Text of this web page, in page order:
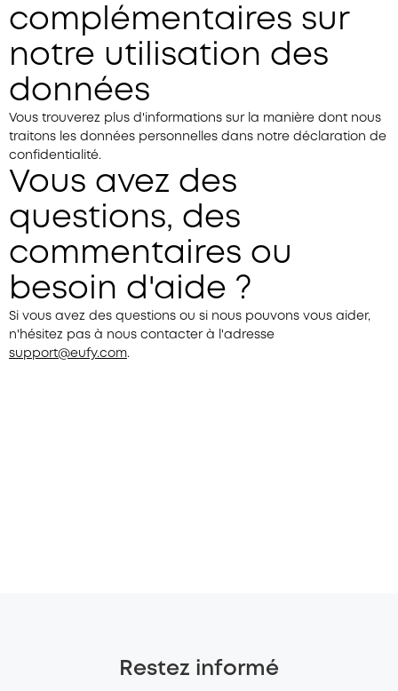
complémentaires sur
notre utilisation des
données
Vous trouverez plus d'informations sur la manière dont nous
traitons les données personnelles dans notre déclaration de
confidentialité.
Vous avez des
questions, des
commentaires ou
besoin d'aide ?
Si vous avez des questions ou si nous pouvons vous aider,
n'hésitez pas à nous contacter à l'adresse
support@eufy.com.
Restez informé